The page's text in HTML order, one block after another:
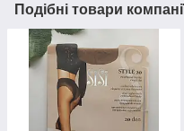
Подібні товари